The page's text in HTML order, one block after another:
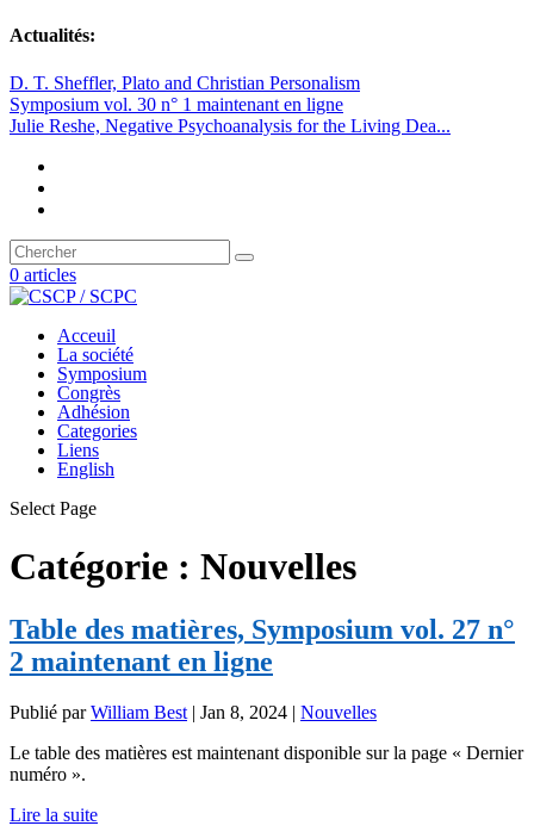
Actualités:
D. T. Sheffler, Plato and Christian Personalism
Symposium vol. 30 n° 1 maintenant en ligne
Julie Reshe, Negative Psychoanalysis for the Living Dea...
0 articles
Acceuil
La société
Symposium
Congrès
Adhésion
Categories
Liens
English
Select Page
Catégorie : Nouvelles
Table des matières, Symposium vol. 27 n°
2 maintenant en ligne
Publié parWilliam Best | Jan 8, 2024 | Nouvelles
Le table des matières est maintenant disponible sur la page « Dernier
numéro ».
Lire la suite